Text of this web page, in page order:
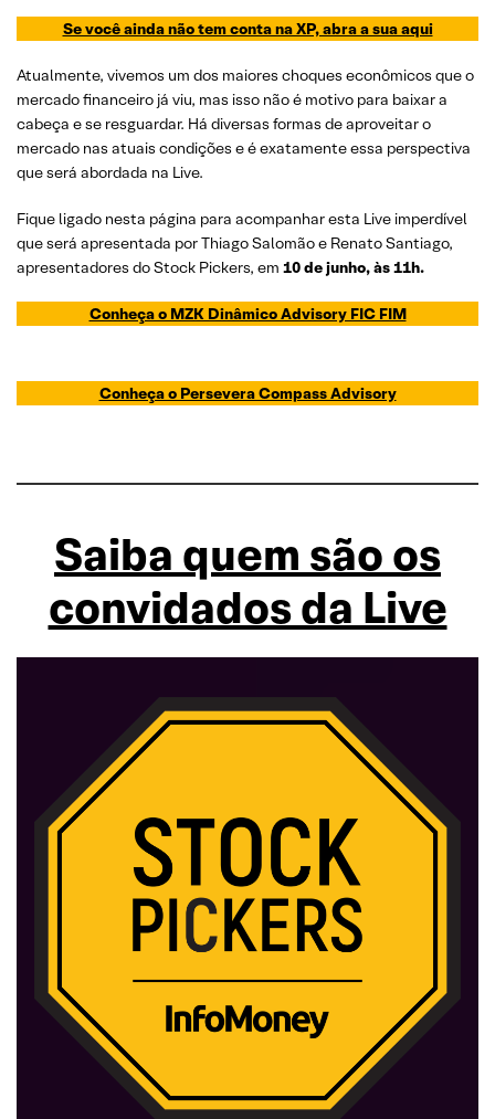
Se você ainda não tem conta na XP, abra a sua aqui
Atualmente, vivemos um dos maiores choques econômicos que o
mercado financeiro já viu, mas isso não é motivo para baixar a
cabeça e se resguardar. Há diversas formas de aproveitar o
mercado nas atuais condições e é exatamente essa perspectiva
que será abordada na Live.
Fique ligado nesta página para acompanhar esta Live imperdível
que será apresentada por Thiago Salomão e Renato Santiago,
apresentadores do Stock Pickers, em 10 de junho, às 11h.
Conheça o MZK Dinâmico Advisory FIC FIM
Conheça o Persevera Compass Advisory
Saiba quem são os
convidados da Live